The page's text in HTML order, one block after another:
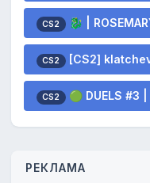
CS2 🐉 | ROSEMARY |
CS2 [CS2] klatchevo-
CS2 🟢 DUELS #3 |
РЕКЛАМА